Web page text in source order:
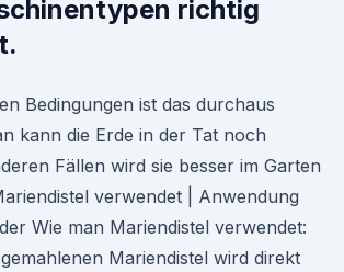
richtig
Bedingungen ist das durchaus
kann die Erde in der Tat noch
Fällen wird sie besser im Garten
verwendet | Anwendung
Wie man Mariendistel verwendet:
Mariendistel wird direkt